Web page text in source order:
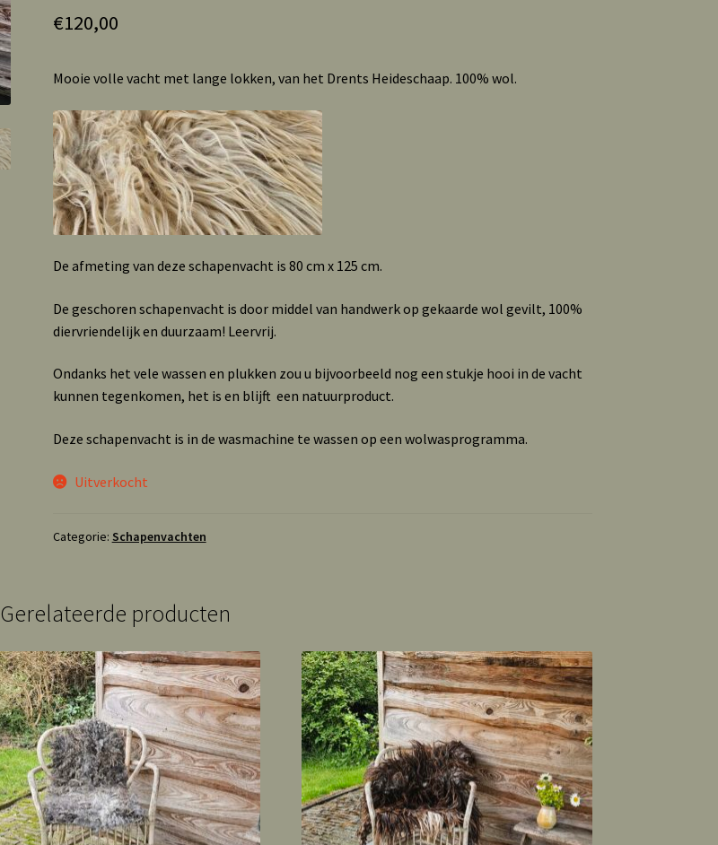
€120,00
Mooie volle vacht met lange lokken, van het Drents Heideschaap. 100% wol.
De afmeting van deze schapenvacht is 80 cm x 125 cm.
De geschoren schapenvacht is door middel van handwerk op gekaarde wol gevilt, 100%
diervriendelijk en duurzaam! Leervrij.
Ondanks het vele wassen en plukken zou u bijvoorbeeld nog een stukje hooi in de vacht
kunnen tegenkomen, het is en blijft een natuurproduct.
Deze schapenvacht is in de wasmachine te wassen op een wolwasprogramma.
Uitverkocht
Categorie: Schapenvachten
Gerelateerde producten